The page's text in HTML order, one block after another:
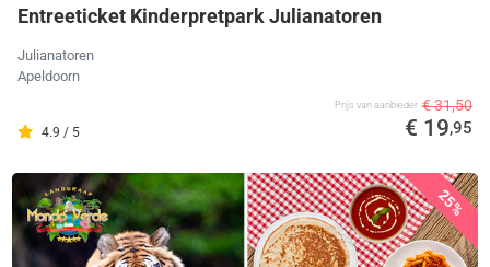
Entreeticket Kinderpretpark Julianatoren
Julianatoren
Apeldoorn
4.9 / 5
Prijs van aanbieder € 31,50
€ 19,95
25%